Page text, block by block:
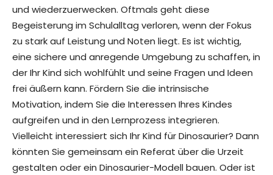
und wiederzuerwecken. Oftmals geht diese
Begeisterung im Schulalltag verloren, wenn der Fokus
zu stark auf Leistung und Noten liegt. Es ist wichtig,
eine sichere und anregende Umgebung zu schaffen, in
der Ihr Kind sich wohlfühlt und seine Fragen und Ideen
frei äußern kann. Fördern Sie die intrinsische
Motivation, indem Sie die Interessen Ihres Kindes
aufgreifen und in den Lernprozess integrieren.
Vielleicht interessiert sich Ihr Kind für Dinosaurier? Dann
könnten Sie gemeinsam ein Referat über die Urzeit
gestalten oder ein Dinosaurier-Modell bauen. Oder ist